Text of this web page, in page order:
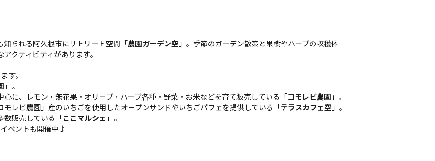
られる阿久根市にリトリート空間「農園ガーデン空 」。季節のガーデン散策と果樹やハーブの収穫体
クティビティがあります。
す。
」。
に、レモン・無花果・オリーブ・ハーブ各種・野菜・お米などを育て販売している「コモレビ農園 」。
レビ農園」産のいちごを使用したオープンサンドやいちごパフェを提供している「テラスカフェ空 」。
数販売している「ここマルシェ 」。
ベントも開催中♪